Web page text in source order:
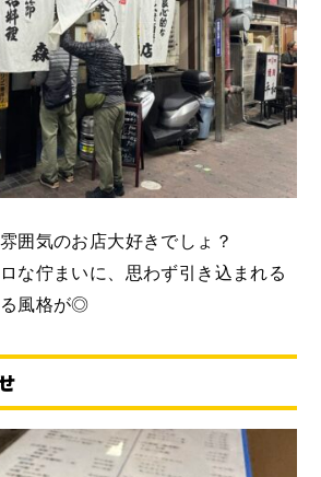
囲気のお店大好きでしょ？
な佇まいに、思わず引き込まれる
風格が◎